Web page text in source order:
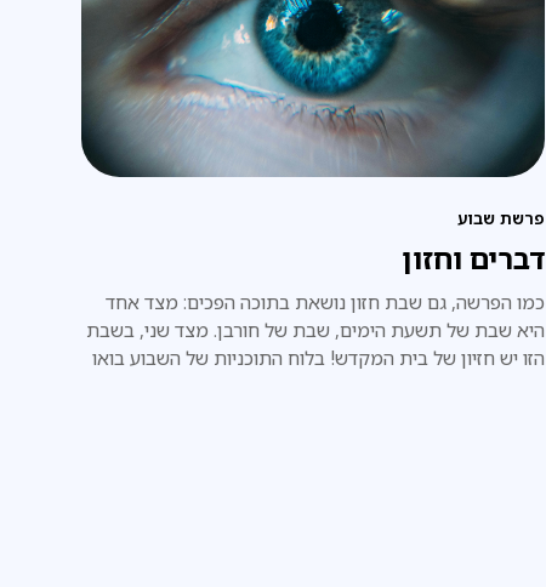
פרשת שבוע
דברים וחזון
כמו הפרשה, גם שבת חזון נושאת בתוכה הפכים: מצד אחד
היא שבת של תשעת הימים, שבת של חורבן. מצד שני, בשבת
הזו יש חזיון של בית המקדש! בלוח התוכניות של השבוע בואו